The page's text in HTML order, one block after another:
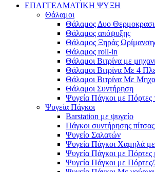
ΕΠΑΓΓΕΛΜΑΤΙΚΗ ΨΥΞΗ
Θάλαμοι
Θάλαμος Δυο
Θάλαμος απόψυξης
Θάλαμος Ξηράς
Θάλαμος roll-in
Θάλαμοι Βιτρίνα με
Θάλαμοι Βιτρίνα Με 4
Θάλαμοι Βιτρίνα Με
Θάλαμοι Συντήρηση
Ψυγεία Πάγκοι με Πόρτες
Ψυγεία Πάγκοι
Barstation με ψυγείο
Πάγκοι συντήρησης πίτσας
Ψυγείο Σαλατών
Ψυγεία Πάγκοι Χαμηλά
Ψυγεία Πάγκοι με Πόρτες
Ψυγεία Πάγκοι με